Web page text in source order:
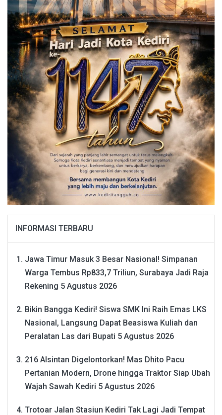
INFORMASI TERBARU
Jawa Timur Masuk 3 Besar Nasional! Simpanan
Warga Tembus Rp833,7 Triliun, Surabaya Jadi Raja
Rekening 5 Agustus 2026
Bikin Bangga Kediri! Siswa SMK Ini Raih Emas LKS
Nasional, Langsung Dapat Beasiswa Kuliah dan
Peralatan Las dari Bupati 5 Agustus 2026
216 Alsintan Digelontorkan! Mas Dhito Pacu
Pertanian Modern, Drone hingga Traktor Siap Ubah
Wajah Sawah Kediri 5 Agustus 2026
Trotoar Jalan Stasiun Kediri Tak Lagi Jadi Tempat